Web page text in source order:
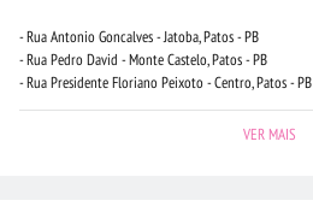
- Rua Antonio Goncalves - Jatoba, Patos - PB
- Rua Pedro David - Monte Castelo, Patos - PB
- Rua Presidente Floriano Peixoto - Centro, Patos - PB
VER MAIS